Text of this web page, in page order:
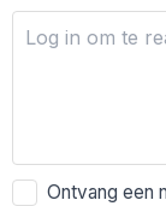
Ontvang een